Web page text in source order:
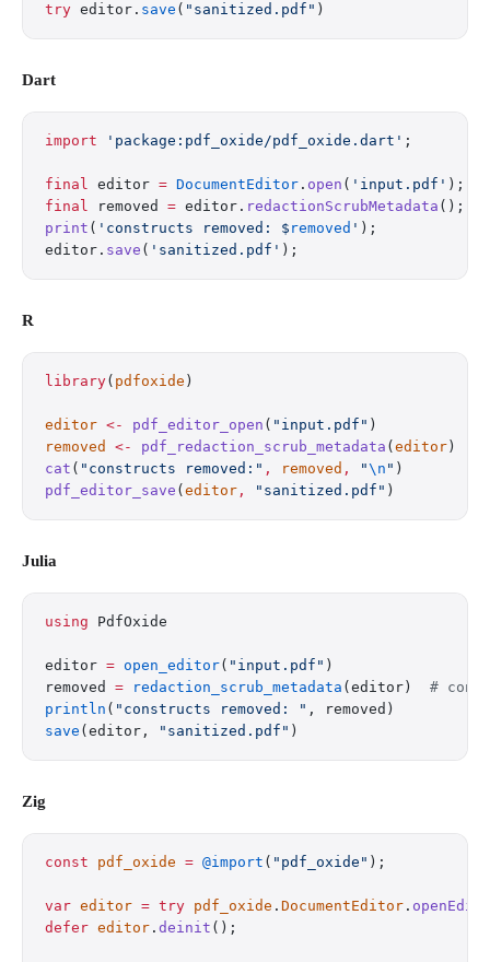
try editor. save ( "sanitized.pdf" )
Dart
import 'package:pdf_oxide/pdf_oxide.dart' ;
final editor = DocumentEditor . open ( 'input.pdf' );
final removed = editor. redactionScrubMetadata ();
print ( 'constructs removed: $ removed ' );
editor. save ( 'sanitized.pdf' );
R
library( pdfoxide )
editor <- pdf_editor_open ( "input.pdf" )
removed
<- pdf_redaction_scrub_metadata ( editor )
cat ( "constructs removed:" , removed , "\n " )
pdf_editor_save ( editor , "sanitized.pdf" )
Julia
using PdfOxide
editor = open_editor( "input.pdf" )
removed = redaction_scrub_metadata (editor) #
println ( "constructs removed: " , removed)
save (editor, "sanitized.pdf" )
Zig
const pdf_oxide = @import ( "pdf_oxide" );
var editor = try pdf_oxide . DocumentEditor .
defer editor . deinit ();